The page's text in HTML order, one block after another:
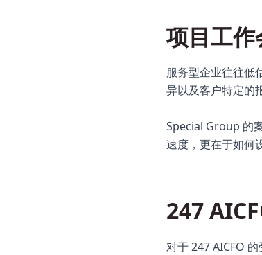
项目工作
服务型企业往往低
异以及客户特定的
Special Group 的
速度，更在于如何
247
对于 247 AICFO